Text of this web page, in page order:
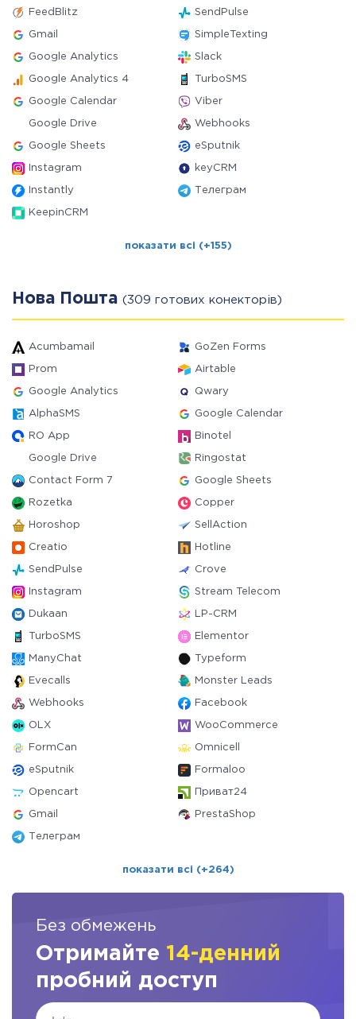
FeedBlitz SendPulse
Gmail SimpleTexting
Google Analytics Slack
Google Analytics 4 TurboSMS
Google Calendar Viber
Google Drive Webhooks
Google Sheets eSputnik
Instagram keyCRM
Instantly Телеграм
KeepinCRM
показати всі (+155)
Нова Пошта (309 готових конекторів)
Acumbamail GoZen Forms
Prom Airtable
Google Analytics Qwary
AlphaSMS Google Calendar
RO App Binotel
Google Drive Ringostat
Contact Form 7 Google Sheets
Rozetka Copper
Horoshop SellAction
Creatio Hotline
SendPulse Crove
Instagram Stream Telecom
Dukaan LP-CRM
TurboSMS Elementor
ManyChat Typeform
Evecalls Monster Leads
Webhooks Facebook
OLX WooCommerce
FormCan Omnicell
eSputnik Formaloo
Opencart Приват24
Gmail PrestaShop
Телеграм
показати всі (+264)
Без обмежень
Отримайте 14-денний
пробний доступ